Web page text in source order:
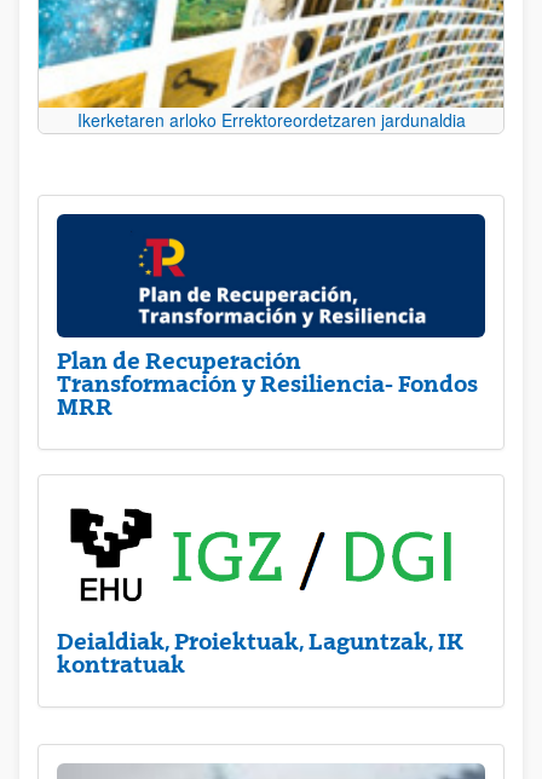
Ikerketaren arloko Errektoreordetzaren jardunaldia
Plan de Recuperación
Transformación y Resiliencia- Fondos
MRR
Deialdiak, Proiektuak, Laguntzak, IK
kontratuak